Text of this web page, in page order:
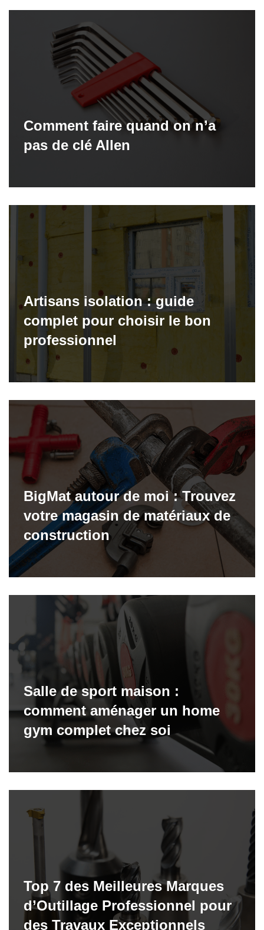
Comment faire quand on n’a
pas de clé Allen
Artisans isolation : guide
complet pour choisir le bon
professionnel
BigMat autour de moi : Trouvez
votre magasin de matériaux de
construction
Salle de sport maison :
comment aménager un home
gym complet chez soi
Top 7 des Meilleures Marques
d’Outillage Professionnel pour
des Travaux Exceptionnels